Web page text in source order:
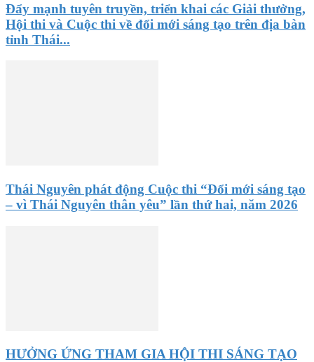
Đẩy mạnh tuyên truyền, triển khai các Giải thưởng,
Hội thi và Cuộc thi về đổi mới sáng tạo trên địa bàn
tỉnh Thái...
Thái Nguyên phát động Cuộc thi “Đổi mới sáng tạo
– vì Thái Nguyên thân yêu” lần thứ hai, năm 2026
HƯỞNG ỨNG THAM GIA HỘI THI SÁNG TẠO